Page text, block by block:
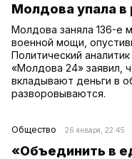
Молдова упала
Молдова заняла 136-е
военной мощи,
Политический
«Молдова 24» заявил,
вкладывают деньги в
разворовываются.
Общество 26 января, 22:45
«Объединить в